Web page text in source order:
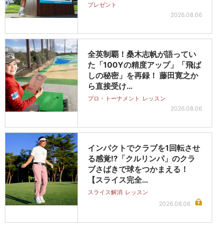
プレゼント
2026.08.06
全英制覇！桑木志帆が語ってい
た「100Yの精度アップ」「飛ば
しの秘密」を再録！ 藤田寛之か
ら直接受け…
プロ・トーナメント レッスン
2026.08.06
インパクトでクラブを1回転させ
る感覚!?「クルリンパ」のクラ
ブさばきで球をつかまえる！
【スライス完全…
スライス解消 レッスン
2026.08.06